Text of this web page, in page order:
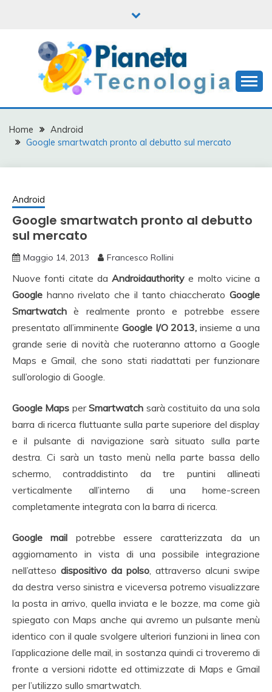
PIANETA
TECNOLOGIA
Home
Android
Google smartwatch pronto al debutto sul mercato
Android
Google smartwatch pronto al debutto
sul mercato
Maggio 14, 2013 Francesco Rollini
Nuove fonti citate da Androidauthority e molto vicine a
Google hanno rivelato che il tanto chiaccherato Google
Smartwatch è realmente pronto e potrebbe essere
presentato all’imminente Google I/O 2013, insieme a una
grande serie di novità che ruoteranno attorno a Google
Maps e Gmail, che sono stati riadattati per funzionare
sull’orologio di Google.
Google Maps perSmartwatch sarà costituito da una sola
barra di ricerca fluttuante sulla parte superiore del display
e il pulsante di navigazione sarà situato sulla parte
destra. Ci sarà un tasto menù nella parte bassa dello
schermo, contraddistinto da tre puntini allineati
verticalmente all’interno di una home-screen
completamente integrata con la barra di ricerca.
Google mail potrebbe essere caratterizzata da un
aggiornamento in vista di una possibile integrazione
nell’atteso dispositivo da polso , attraverso alcuni swipe
da destra verso sinistra e viceversa potremo visualizzare
la posta in arrivo, quella inviata e le bozze, ma come già
spiegato con Maps anche qui avremo un pulsante menù
identico con il quale svolgere ulteriori funzioni in linea con
l’applicazione delle mail, in sostanza quindi ci troveremo di
fronte a versioni ridotte ed ottimizzate di Maps e Gmail
per l’utilizzo sullo smartwatch.